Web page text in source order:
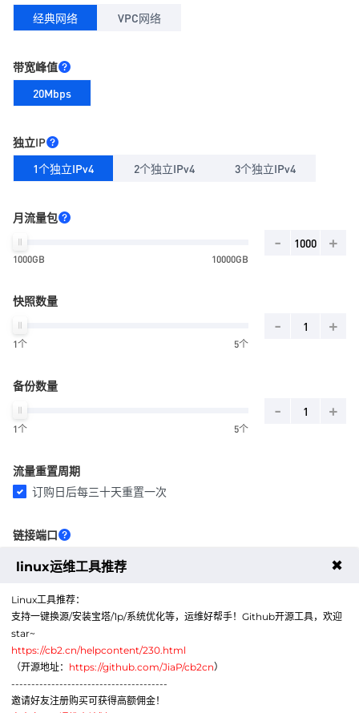
经典网络
VPC网络
带宽峰值
20Mbps
独立IP
1个独立IPv4
2个独立IPv4 3个独立IPv4
月流量包
1000GB 10000GB
- +
快照数量
1个 5个
- +
备份数量
1个 5个
- +
流量重置周期
订购日后每三十天重置一次
链接端口
Windows默认3389端口
周期
月
季 半年 年
linux运维工具推荐 ✖
Linux工具推荐：
支持一键换源/安装宝塔/1p/系统优化等，运维好帮手！Github开源工具，欢迎
star~
https://cb2.cn/helpcontent/230.html
（开源地址： https://github.com/JiaP/cb2cn）
---------------------------------------
邀请好友注册购买可获得高额佣金！